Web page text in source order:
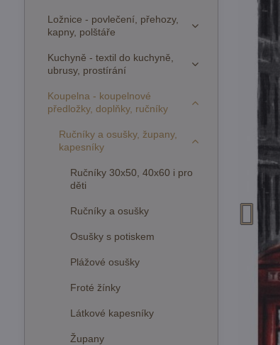
Ložnice - povlečení, přehozy,
kapny, polštáře
Kuchyně - textil do kuchyně,
ubrusy, prostírání
Koupelna - koupelnové
předložky, doplňky, ručníky
Ručníky a osušky, župany,
kapesníky
Ručníky 30x50, 40x60 i pro
děti
Ručníky a osušky
Osušky s potiskem
Plážové osušky
Froté žínky
Látkové kapesníky
Župany